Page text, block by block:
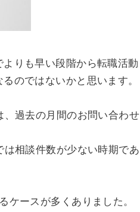
りも早い段階から転職活動
のではないかと思います。
過去の月間のお問い合わせ
相談件数が少ない時期であ
ケースが多くありました。